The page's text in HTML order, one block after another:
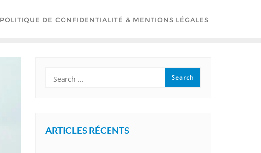
POLITIQUE DE CONFIDENTIALITÉ & MENTIONS LÉGALES
ARTICLES RÉCENTS